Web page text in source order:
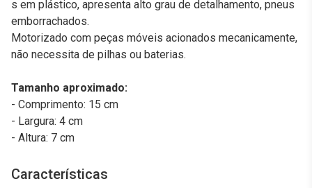
s em plástico, apresenta alto grau de detalhamento, pneus
emborrachados.
Motorizado com peças móveis acionados mecanicamente,
não necessita de pilhas ou baterias.
Tamanho aproximado:
- Comprimento: 15 cm
- Largura: 4 cm
- Altura: 7 cm
Características